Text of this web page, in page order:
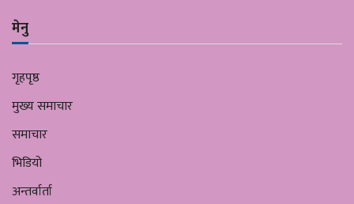
मेनु
गृहपृष्ठ
मुख्य समाचार
समाचार
भिडियो
अन्तर्वार्ता